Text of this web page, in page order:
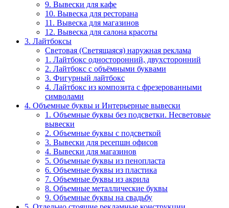
9. Вывески для кафе
10. Вывеска для ресторана
11. Вывеска для магазинов
12. Вывеска для салона красоты
3. Лайтбоксы
Световая (Светящаяся) наружная реклама
1. Лайтбокс односторонний, двухсторонний
2. Лайтбокс с объёмными буквами
3. Фигурный лайтбокс
4. Лайтбокс из композита с фрезерованными
символами
4. Объемные буквы и Интерьерные вывески
1. Объемные буквы без подсветки. Несветовые
вывески
2. Объемные буквы с подсветкой
3. Вывески для ресепшн офисов
4. Вывески для магазинов
5. Объемные буквы из пенопласта
6. Объемные буквы из пластика
7. Объемные буквы из акрила
8. Объемные металлические буквы
9. Объемные буквы на свадьбу